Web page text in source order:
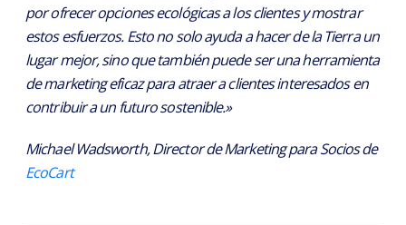
por ofrecer opciones ecológicas a los clientes y mostrar
estos esfuerzos. Esto no solo ayuda a hacer de la Tierra un
lugar mejor, sino que también puede ser una herramienta
de marketing eficaz para atraer a clientes interesados en
contribuir a un futuro sostenible.»
Michael Wadsworth, Director de Marketing para Socios de
EcoCart